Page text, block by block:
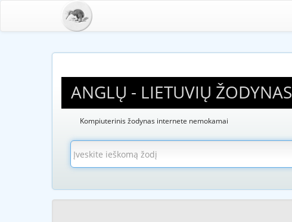
ANGLŲ - LIETUVIŲ ŽODYNAS
Kompiuterinis žodynas internete nemokamai